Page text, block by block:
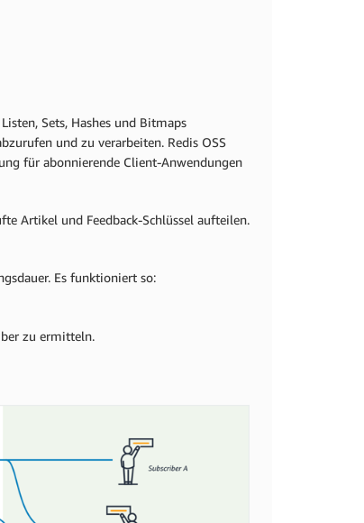
Sets, Hashes und Bitmaps
und zu verarbeiten. Redis OSS
für abonnierende Client-Anwendungen
Artikel und Feedback-Schlüssel aufteilen.
Es funktioniert so:
zu ermitteln.